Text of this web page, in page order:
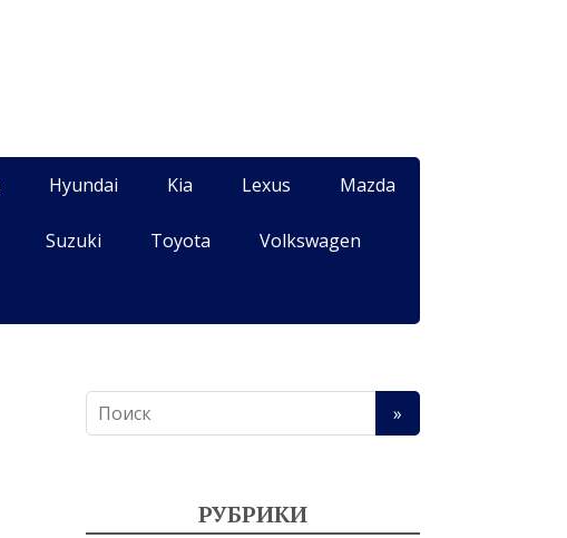
Hyundai Kia Lexus Mazda
Suzuki Toyota Volkswagen
РУБРИКИ